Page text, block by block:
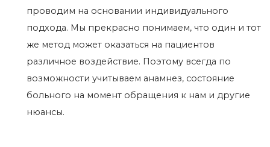
проводим на основании индивидуального
подхода. Мы прекрасно понимаем, что один и тот
же метод может оказаться на пациентов
различное воздействие. Поэтому всегда по
возможности учитываем анамнез, состояние
больного на момент обращения к нам и другие
нюансы.